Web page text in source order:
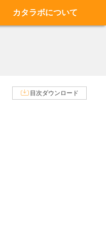
カタラボについて
目次ダウンロード